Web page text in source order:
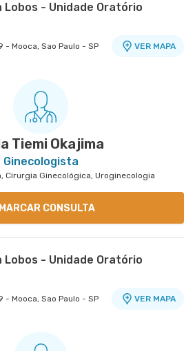
Lobos - Unidade Oratório
- Mooca, Sao Paulo - SP VER MAPA
(Aviccena)
896 6º Andar - Quarta
Tiemi Okajima
Ginecologista
Cirurgia Ginecológica, Uroginecologia
MARCAR CONSULTA
Lobos - Unidade Oratório
- Mooca, Sao Paulo - SP VER MAPA